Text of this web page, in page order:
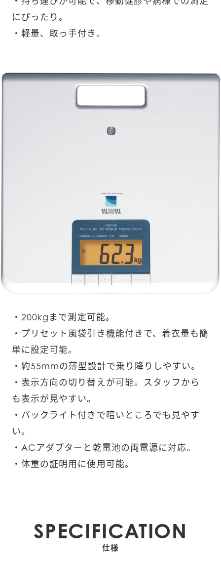
にぴったり。
・軽量、取っ手付き。
・200kgまで測定可能。
・プリセット風袋引き機能付きで、着衣量も簡
単に設定可能。
・約55mmの薄型設計で乗り降りしやすい。
・表示方向の切り替えが可能。スタッフから
も表示が見やすい。
・バックライト付きで暗いところでも見やす
い。
・ACアダプターと乾電池の両電源に対応。
・体重の証明用に使用可能。
SPECIFICATION
仕様